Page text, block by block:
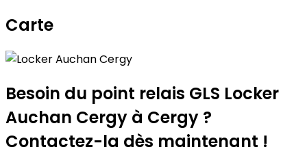
Carte
Locker Auchan Cergy
+
−
Besoin du point relais GLS Locker
Auchan Cergy à Cergy ?
Contactez-la dès maintenant !